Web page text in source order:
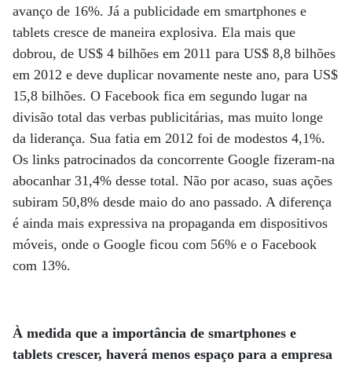
avanço de 16%. Já a publicidade em smartphones e
tablets cresce de maneira explosiva. Ela mais que
dobrou, de US$ 4 bilhões em 2011 para US$ 8,8 bilhões
em 2012 e deve duplicar novamente neste ano, para US$
15,8 bilhões. O Facebook fica em segundo lugar na
divisão total das verbas publicitárias, mas muito longe
da liderança. Sua fatia em 2012 foi de modestos 4,1%.
Os links patrocinados da concorrente Google fizeram-na
abocanhar 31,4% desse total. Não por acaso, suas ações
subiram 50,8% desde maio do ano passado. A diferença
é ainda mais expressiva na propaganda em dispositivos
móveis, onde o Google ficou com 56% e o Facebook
com 13%.
À medida que a importância de smartphones e
tablets crescer, haverá menos espaço para a empresa